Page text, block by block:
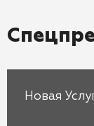
Новая